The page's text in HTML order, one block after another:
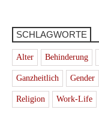
SCHLAGWORTE
Alter Behinderung
Ganzheitlich Gender
Religion Work-Life